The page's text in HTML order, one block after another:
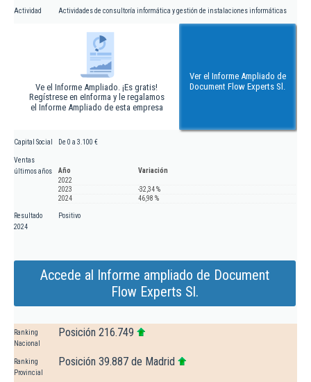
Actividad Actividades de consultoría informática y gestión de instalaciones informáticas
Ve el Informe Ampliado. ¡Es gratis!
Regístrese en eInforma y le regalamos
el Informe Ampliado de esta empresa
Ver el Informe Ampliado de
Document Flow Experts Sl.
Capital Social De 0 a 3.100 €
Ventas
últimos años
Año
Variación
2022
2023
-32,34 %
2024
46,98 %
Resultado
2024
Positivo
Accede al Informe ampliado de Document
Flow Experts Sl.
Ranking
Nacional
Posición 216.749
Ranking
Provincial
Posición 39.887 de Madrid